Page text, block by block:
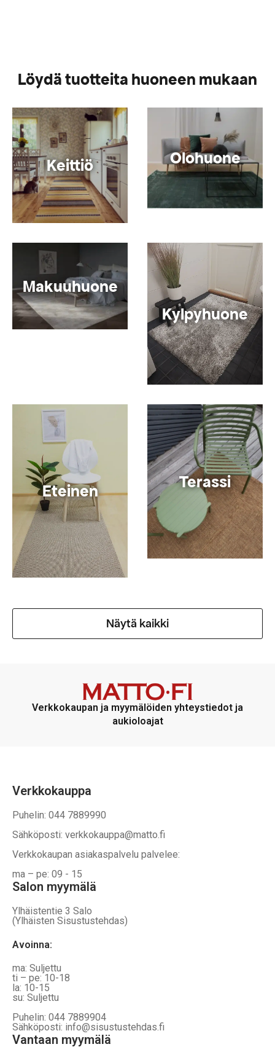
Löydä tuotteita huoneen mukaan
Keittiö Olohuone
Makuuhuone
Kylpyhuone
Eteinen Terassi
Näytä kaikki
Verkkokaupan ja myymälöiden yhteystiedot ja
aukioloajat
Verkkokauppa
Puhelin: 044 7889990
Sähköposti: verkkokauppa@matto.fi
Verkkokaupan asiakaspalvelu palvelee:
ma – pe: 09 - 15
Salon myymälä
Ylhäistentie 3 Salo
(Ylhäisten Sisustustehdas)
Avoinna:
ma: Suljettu
ti – pe: 10-18
la: 10-15
su: Suljettu
Puhelin: 044 7889904
Sähköposti: info@sisustustehdas.fi
Vantaan myymälä